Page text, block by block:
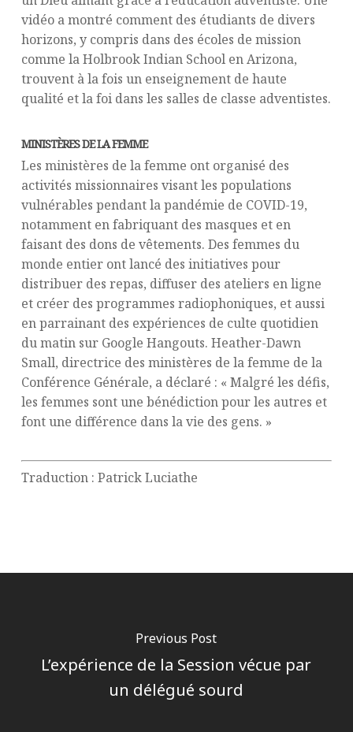
vidéo a montré comment des étudiants de divers
horizons, y compris dans des écoles de mission
comme la Holbrook Indian School en Arizona,
trouvent à la fois un enseignement de haute
qualité et la foi dans les salles de classe adventistes.
MINISTÈRES DE LA FEMME
Les ministères de la femme ont organisé des
activités missionnaires visant les populations
vulnérables pendant la pandémie de COVID-19,
notamment en fabriquant des masques et en
faisant des dons de vêtements. Des femmes du
monde entier ont lancé des initiatives pour
distribuer des repas, diffuser des ateliers en ligne
et créer des programmes radiophoniques, et aussi
en parrainant des expériences de culte quotidien
du matin sur Google Hangouts. Heather-Dawn
Small, directrice des ministères de la femme de la
Conférence Générale, a déclaré : « Malgré les défis,
les femmes sont une bénédiction pour les autres et
font une différence dans la vie des gens. »
Traduction : Patrick Luciathe
Previous Post
L’expérience de la Session vécue par
un délégué sourd